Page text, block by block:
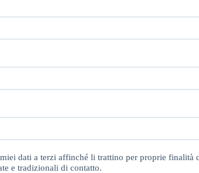
dati a terzi affinché li trattino per proprie finalità
e tradizionali di contatto.